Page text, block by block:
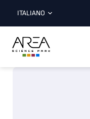
ITALIANO